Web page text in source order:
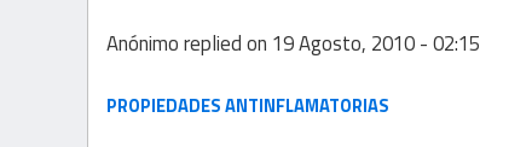
Anónimoreplied on 19 Agosto, 2010 - 02:15
PROPIEDADES ANTINFLAMATORIAS